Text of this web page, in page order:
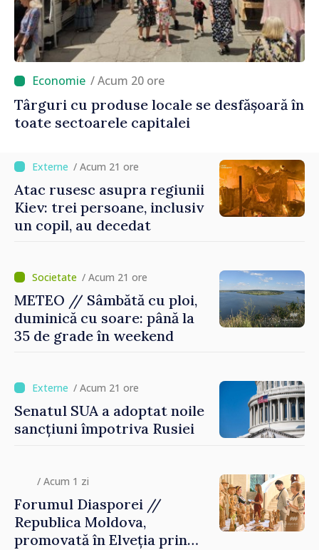
/ Acum 20 ore
Târguri cu produse locale se desfășoară în
toate sectoarele capitalei
/ Acum 21 ore
Atac rusesc asupra regiunii
Kiev: trei persoane, inclusiv
un copil, au decedat
/ Acum 21 ore
METEO // Sâmbătă cu ploi,
duminică cu soare: până la
35 de grade în weekend
/ Acum 21 ore
Senatul SUA a adoptat noile
sancțiuni împotriva Rusiei
/ Acum 1 zi
Forumul Diasporei //
Republica Moldova,
promovată în Elveția prin